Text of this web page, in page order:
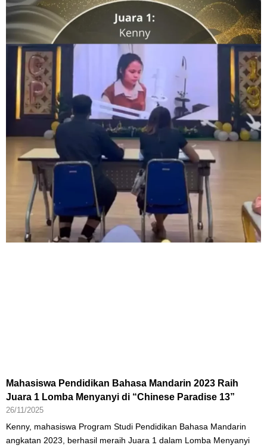
Mahasiswa Pendidikan Bahasa Mandarin 2023 Raih
Juara 1 Lomba Menyanyi di “Chinese Paradise 13”
26/11/2025
Kenny, mahasiswa Program Studi Pendidikan Bahasa Mandarin
angkatan 2023, berhasil meraih Juara 1 dalam Lomba Menyanyi